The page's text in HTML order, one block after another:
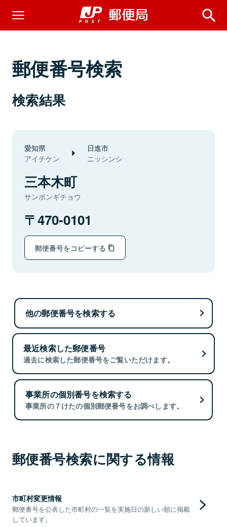
郵便番号検索
検索結果
愛知県
アイチケン
日進市
ニッシンシ
三本木町
サンボンギチョウ
470-0101
郵便番号をコピーする
他の郵便番号を検索する
最近検索した郵便番号
過去に検索した郵便番号をご覧いただけます。
事業所の個別番号を検索する
事業所の７けたの個別郵便番号をお調べします。
郵便番号検索に関する情報
市町村変更情報
郵便番号を公表した市町村の一覧を実施日の新しい順に掲載
しています。